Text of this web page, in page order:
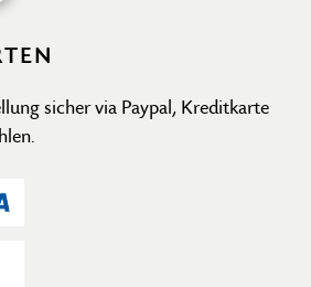
sicher via Paypal, Kreditkarte